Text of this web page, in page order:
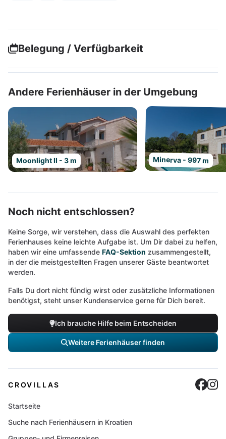
Belegung / Verfügbarkeit
Andere Ferienhäuser in der Umgebung
Moonlight II - 3 m Minerva - 997 m
Noch nicht entschlossen?
Keine Sorge, wir verstehen, dass die Auswahl des perfekten
Ferienhauses keine leichte Aufgabe ist. Um Dir dabei zu helfen,
haben wir eine umfassende FAQ-Sektion zusammengestellt,
in der die meistgestellten Fragen unserer Gäste beantwortet
werden.
Falls Du dort nicht fündig wirst oder zusätzliche Informationen
benötigst, steht unser Kundenservice gerne für Dich bereit.
Ich brauche Hilfe beim Entscheiden
Weitere Ferienhäuser finden
CROVILLAS
Startseite
Suche nach Ferienhäusern in Kroatien